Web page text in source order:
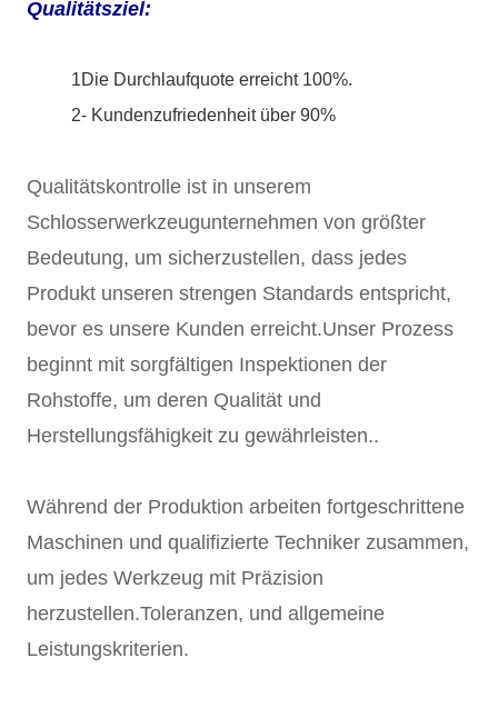
Qualitätsziel:
1Die Durchlaufquote erreicht 100%.
2- Kundenzufriedenheit über 90%
Qualitätskontrolle ist in unserem
Schlosserwerkzeugunternehmen von größter
Bedeutung, um sicherzustellen, dass jedes
Produkt unseren strengen Standards entspricht,
bevor es unsere Kunden erreicht.Unser Prozess
beginnt mit sorgfältigen Inspektionen der
Rohstoffe, um deren Qualität und
Herstellungsfähigkeit zu gewährleisten..
Während der Produktion arbeiten fortgeschrittene
Maschinen und qualifizierte Techniker zusammen,
um jedes Werkzeug mit Präzision
herzustellen.Toleranzen, und allgemeine
Leistungskriterien.